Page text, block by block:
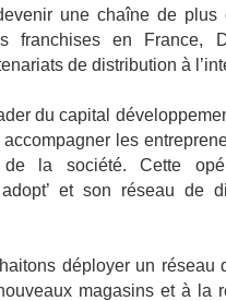
une chaîne de plus
franchises en France,
de distribution à
du capital
les
de la société. Cette
et son réseau de
déployer un réseau
magasins et à la